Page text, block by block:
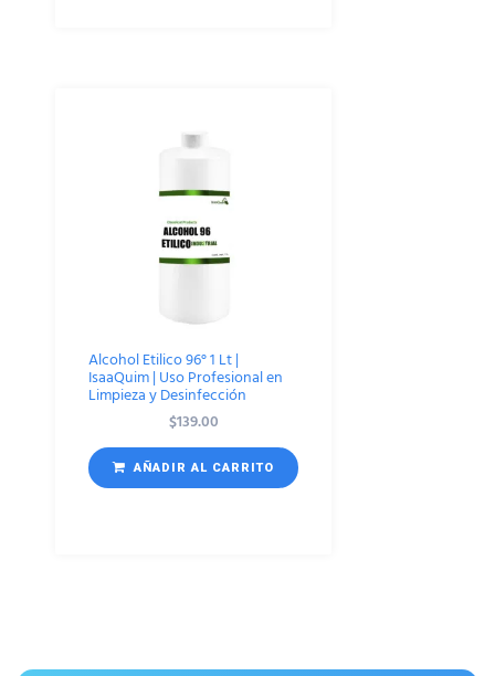
Alcohol Etilico 96° 1 Lt |
IsaaQuim | Uso Profesional en
Limpieza y Desinfección
$139.00
AÑADIR AL CARRITO